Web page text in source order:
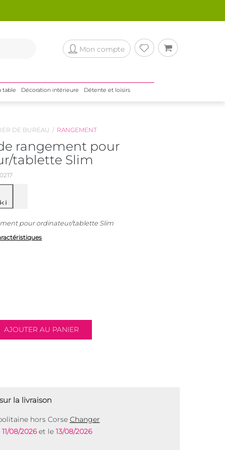
Mon compte
table Décoration intérieure Détente et loisirs
DE BUREAU RANGEMENT
rangement pour
tablette Slim
pour ordinateur/tablette Slim
la livraison
hors Corse Changer
11/08/2026et le 13/08/2026